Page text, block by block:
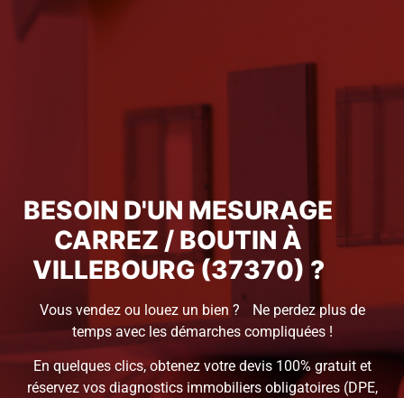
BESOIN D'UN MESURAGE
CARREZ / BOUTIN À
VILLEBOURG (37370) ?
Vous vendez ou louez un bien ? Ne perdez plus de
temps avec les démarches compliquées !
En quelques clics, obtenez votre devis 100% gratuit et
réservez vos diagnostics immobiliers obligatoires (DPE,